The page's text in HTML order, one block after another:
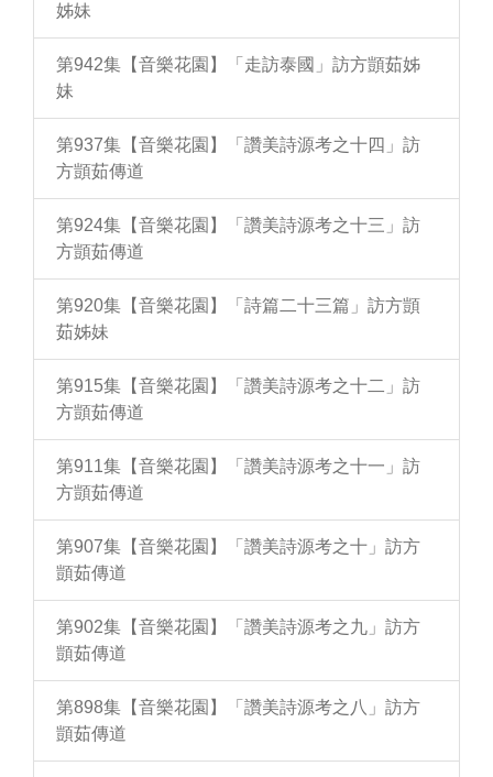
姊妹
第942集【音樂花園】「走訪泰國」訪方顗茹姊
妹
第937集【音樂花園】「讚美詩源考之十四」訪
方顗茹傳道
第924集【音樂花園】「讚美詩源考之十三」訪
方顗茹傳道
第920集【音樂花園】「詩篇二十三篇」訪方顗
茹姊妹
第915集【音樂花園】「讚美詩源考之十二」訪
方顗茹傳道
第911集【音樂花園】「讚美詩源考之十一」訪
方顗茹傳道
第907集【音樂花園】「讚美詩源考之十」訪方
顗茹傳道
第902集【音樂花園】「讚美詩源考之九」訪方
顗茹傳道
第898集【音樂花園】「讚美詩源考之八」訪方
顗茹傳道